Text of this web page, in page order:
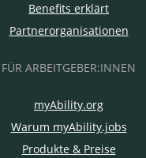
Benefits erklärt
Partnerorganisationen
FÜR ARBEITGEBER:INNEN
myAbility.org
Warum myAbility.jobs
Produkte & Preise